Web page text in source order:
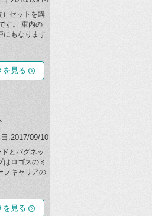
）セットを購
す。 車内の
にもなります
を見る
:2017/09/10
とバグネッ
はロゴスのミ
フキャリアの
を見る